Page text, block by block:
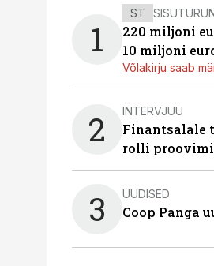
1
ST
220 miljoni
10 miljoni
Võlakirju saab
2 INTERVJUU
Finantsalale
rolli
3 UUDISED
Coop Panga